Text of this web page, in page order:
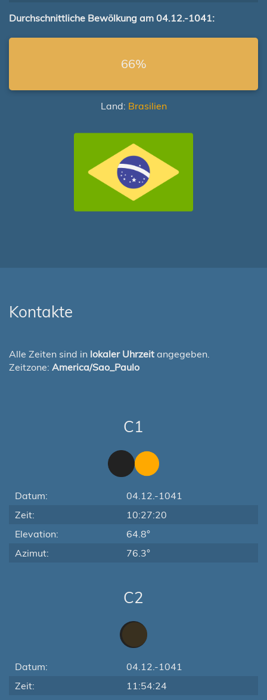
Durchschnittliche Bewölkung am 04.12.-1041:
66%
Land: Brasilien
Kontakte
Alle Zeiten sind in lokaler Uhrzeit angegeben.
Zeitzone: America/Sao_Paulo
C1
Datum:
04.12.-1041
Zeit:
10:27:20
Elevation:
64.8°
Azimut:
76.3°
C2
Datum:
04.12.-1041
Zeit:
11:54:24